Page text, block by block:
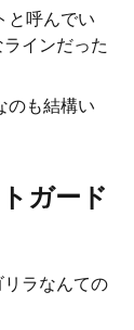
と呼んでい
インだった
のも結構い
ガード
ラなんての